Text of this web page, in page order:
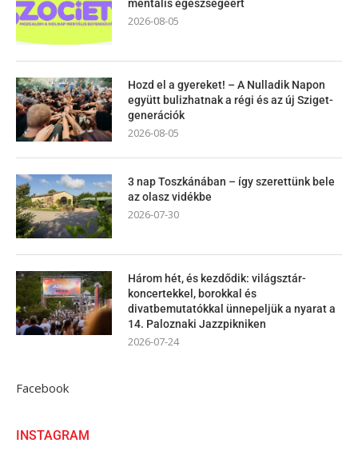
mentális egészségéért
2026-08-05
Hozd el a gyereket! – A Nulladik Napon
együtt bulizhatnak a régi és az új Sziget-
generációk
2026-08-05
3 nap Toszkánában – így szerettünk bele
az olasz vidékbe
2026-07-30
Három hét, és kezdődik: világsztár-
koncertekkel, borokkal és
divatbemutatókkal ünnepeljük a nyarat a
14. Paloznaki Jazzpikniken
2026-07-24
Facebook
INSTAGRAM